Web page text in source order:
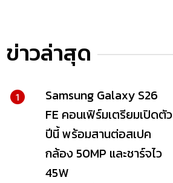
ข่าวล่าสุด
1
Samsung Galaxy S26
FE คอนเฟิร์มเตรียมเปิดตัว
ปีนี้ พร้อมสานต่อสเปค
กล้อง 50MP และชาร์จไว
45W